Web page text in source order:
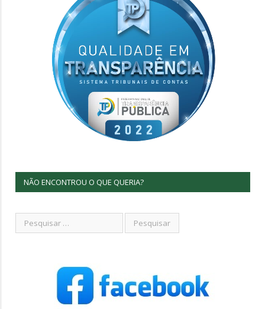
NÃO ENCONTROU O QUE QUERIA?